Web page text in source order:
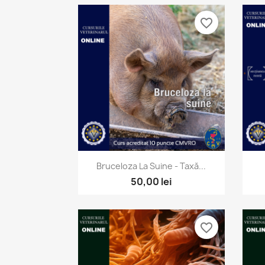
Vizualizare rapida
Bruceloza La Suine - Taxă...
50,00 lei
favorite_border
favorite_border